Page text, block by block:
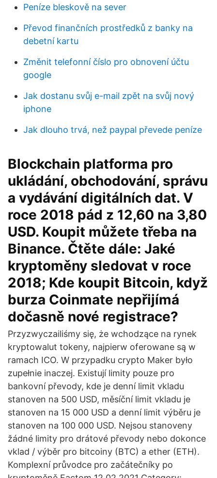
Peníze bleskově na sever
Převod finančních prostředků z banky na
debetní kartu
Změnit telefonní číslo pro obnovení účtu
google
Jak dostanu svůj e-mail zpět na svůj nový
iphone
Jak dlouho trvá, než paypal převede peníze
Blockchain platforma pro
ukládání, obchodování, správu
a vydávání digitálních dat. V
roce 2018 pád z 12,60 na 3,80
USD. Koupit můžete třeba na
Binance. Čtěte dále: Jaké
kryptoměny sledovat v roce
2018; Kde koupit Bitcoin, když
burza Coinmate nepřijímá
dočasně nové registrace?
Przyzwyczailiśmy się, że wchodzące na rynek
kryptowalut tokeny, najpierw oferowane są w
ramach ICO. W przypadku crypto Maker było
zupełnie inaczej. Existují limity pouze pro
bankovní převody, kde je denní limit vkladu
stanoven na 500 USD, měsíční limit vkladu je
stanoven na 15 000 USD a denní limit výběru je
stanoven na 100 000 USD. Nejsou stanoveny
žádné limity pro drátové převody nebo dokonce
vklad / výběr pro bitcoiny (BTC) a ether (ETH).
Komplexní průvodce pro začátečníky po